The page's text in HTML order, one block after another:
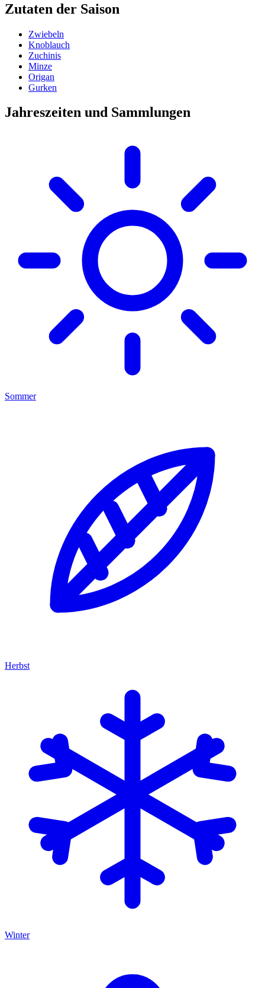
Zutaten der Saison
Zwiebeln
Knoblauch
Zuchinis
Minze
Origan
Gurken
Jahreszeiten und Sammlungen
Sommer
Herbst
Winter